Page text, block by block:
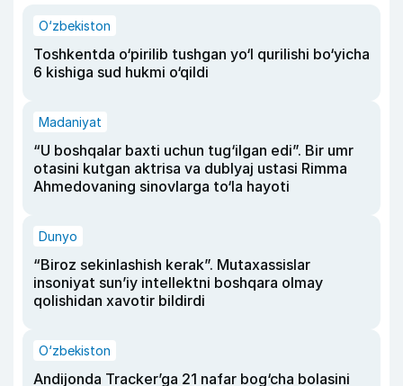
O‘zbekiston
Toshkentda o‘pirilib tushgan yo‘l qurilishi bo‘yicha
6 kishiga sud hukmi o‘qildi
Madaniyat
“U boshqalar baxti uchun tug‘ilgan edi”. Bir umr
otasini kutgan aktrisa va dublyaj ustasi Rimma
Ahmedovaning sinovlarga to‘la hayoti
Dunyo
“Biroz sekinlashish kerak”. Mutaxassislar
insoniyat sun’iy intellektni boshqara olmay
qolishidan xavotir bildirdi
O‘zbekiston
Andijonda Tracker’ga 21 nafar bog‘cha bolasini